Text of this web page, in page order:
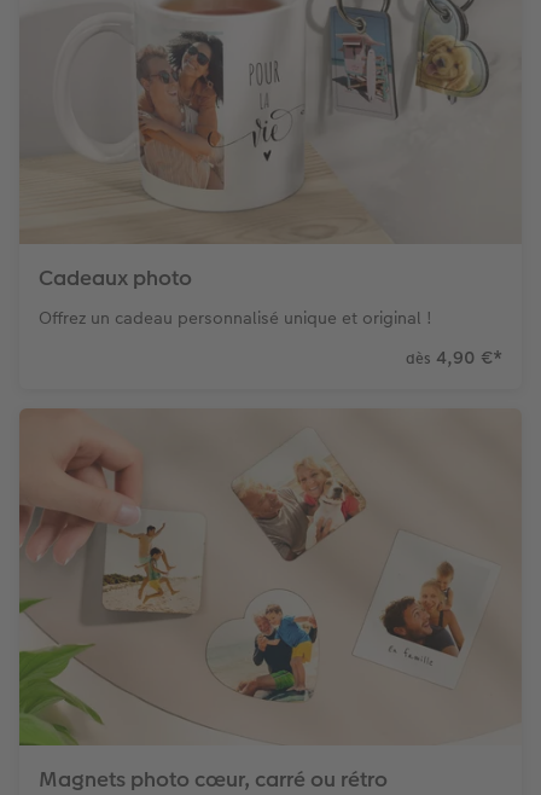
Cadeaux photo
Offrez un cadeau personnalisé unique et original !
dès 4,90 €*
Magnets photo cœur, carré ou rétro